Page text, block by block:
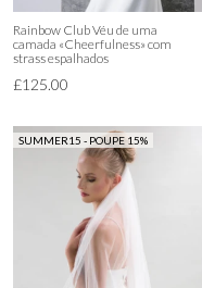
Rainbow Club Véu de uma
camada «Cheerfulness» com
strass espalhados
£125.00
SUMMER15 - POUPE 15%